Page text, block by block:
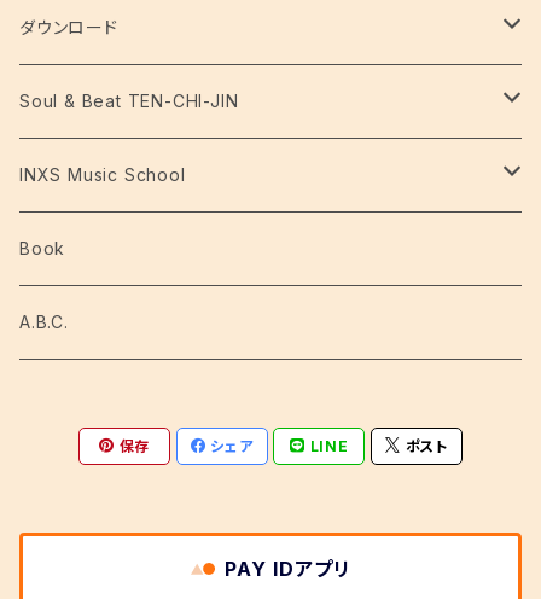
J-tone
Soul & Beat TEN-CHI-JIN
JU's
A.B.C.
タイムレスチューンズ
ダウンロード
音楽
映像
ミュージックビデオ
画像
Soul & Beat TEN-CHI-JIN
CD・DVD
TEN-CHI-JIN グッズ
映像
INXS Music School
レッスン受講料
Book
A.B.C.
保存 シェア LINE ポスト
PAY IDアプリ